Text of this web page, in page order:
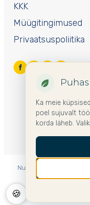
KKK
Müügitingimused
Privaatsuspoliitika
Ka meie
poel sujuvalt
korda läheb.
🍪
Nurme mujal Euroopas:
🇫🇮 Suomi
🇸🇪